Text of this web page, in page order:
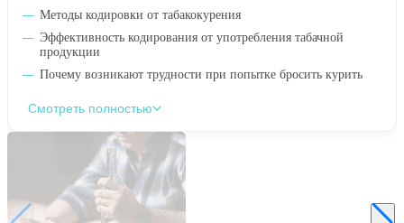
Методы кодировки от табакокурения
Эффективность кодирования от употребления табачной
продукции
Почему возникают трудности при попытке бросить курить
Смотреть полностью